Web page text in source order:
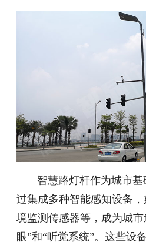
智慧路灯杆作为城市
过集成多种智能感知设备
境监测传感器等，成为城
眼”和“听觉系统”。这些设